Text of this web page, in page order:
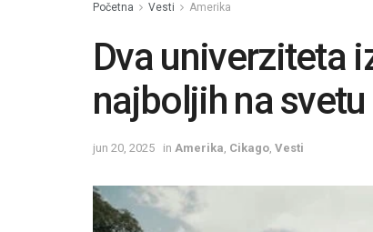
Početna Vesti Amerika
Dva univerziteta
najboljih na svetu
jun 20, 2025 in Amerika Cikago Vesti